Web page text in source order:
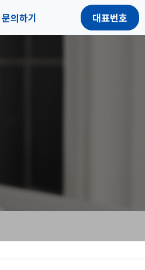
문의하기 대표번호